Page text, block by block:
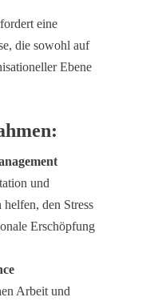
eine
die sowohl auf
Ebene
und
helfen, den Stress
Erschöpfung
Arbeit und